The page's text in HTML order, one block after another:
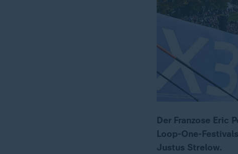
Der Franzose Eric
Loop-One-
Justus Strelow.